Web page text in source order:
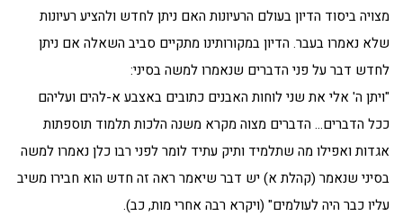
מצויה ביסוד הדיון בעולם הרעיונות האם ניתן לחדש ולהציע רעיונות
שלא נאמרו בעבר. הדיון במקורותינו מתקיים סביב השאלה אם ניתן
לחדש דבר על פני הדברים שנאמרו למשה בסיני:
"ויתן ה' אלי את שני לוחות האבנים כתובים באצבע א-להים ועליהם
ככל הדברים… הדברים מצוה מקרא משנה הלכות תלמוד תוספתות
אגדות ואפילו מה שתלמיד ותיק עתיד לומר לפני רבו כלן נאמרו למשה
בסיני שנאמר (קהלת א) יש דבר שיאמר ראה זה חדש הוא חבירו משיב
עליו כבר היה לעולמים" (ויקרא רבה אחרי מות, כב).